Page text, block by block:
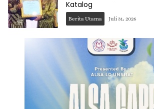
Katalog
Berita Utama Juli 31, 2026